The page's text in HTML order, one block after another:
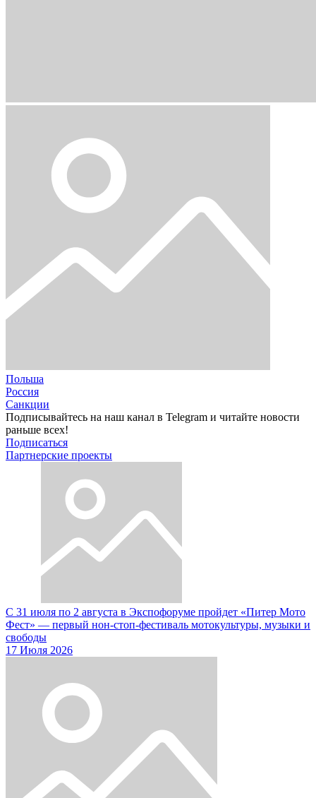
Польша
Россия
Санкции
Подписывайтесь на наш канал в Telegram и читайте новости
раньше всех!
Подписаться
Партнерские проекты
С 31 июля по 2 августа в Экспофоруме пройдет «Питер Мото
Фест» — первый нон-стоп-фестиваль мотокультуры, музыки и
свободы
17 Июля 2026